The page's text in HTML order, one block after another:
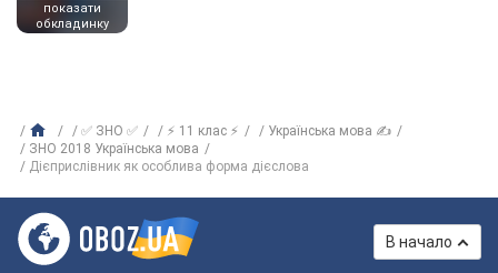
показати
обкладинку
✅ ЗНО ✅ ⚡ 11 клас ⚡
Українська мова ✍
ЗНО 2018 Українська мова
Дієприслівник як особлива форма дієслова
В начало